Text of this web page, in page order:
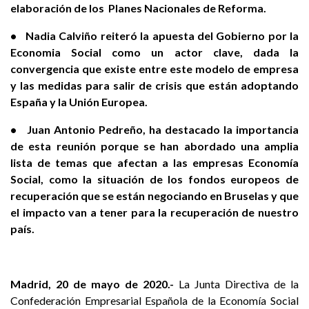
elaboración de los Planes Nacionales de Reforma.
• Nadia Calviño reiteró la apuesta del Gobierno por la
Economia Social como un actor clave, dada la
convergencia que existe entre este modelo de empresa
y las medidas para salir de crisis que están adoptando
España y la Unión Europea.
• Juan Antonio Pedreño, ha destacado la importancia
de esta reunión porque se han abordado una amplia
lista de temas que afectan a las empresas Economía
Social, como la situación de los fondos europeos de
recuperación que se están negociando en Bruselas y que
el impacto van a tener para la recuperación de nuestro
país.
Madrid, 20 de mayo de 2020.- La Junta Directiva de la
Confederación Empresarial Española de la Economía Social